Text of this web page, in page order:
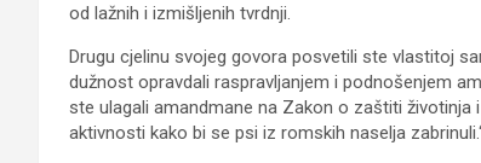
od lažnih i izmišljenih tvrdnji.
Drugu cjelinu svojeg govora posvetili ste vlastitoj
dužnost opravdali raspravljanjem i podnošenjem
ste ulagali amandmane na Zakon o zaštiti
aktivnosti kako bi se psi iz romskih naselja